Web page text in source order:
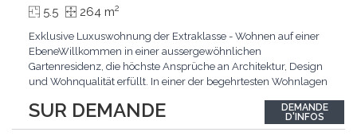
SUR DEMANDE
5.5 264 m2
Exklusive Luxuswohnung der Extraklasse - Wohnen auf einer
EbeneWillkommen in einer aussergewöhnlichen
Gartenresidenz, die höchste Ansprüche an Architektur, Design
und Wohnqualität erfüllt. In einer der begehrtesten Wohnlagen
exklusives Zuhause mit über 230 m² Wohnfläche, das
Grosszügigkeit, Privatsphäre und zeitlose Eleganz auf
DEMANDE
D'INFOS